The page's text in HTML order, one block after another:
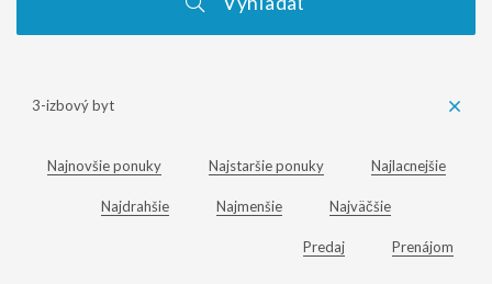
3-izbový byt
Najnovšie ponuky Najstaršie ponuky Najlacnejšie
Najdrahšie Najmenšie Najväčšie
Predaj Prenájom